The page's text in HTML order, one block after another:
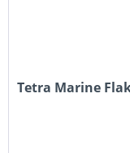
Tetra Marine